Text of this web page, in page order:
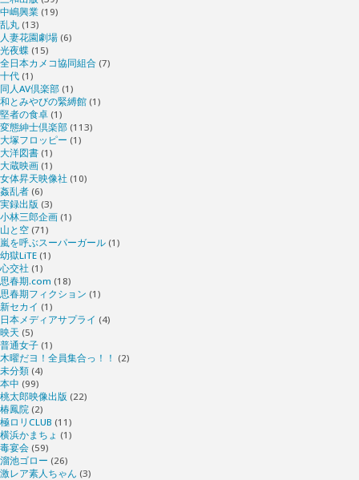
中嶋興業 (19)
乱丸 (13)
人妻花園劇場 (6)
光夜蝶 (15)
全日本カメコ協同組合 (7)
十代 (1)
同人AV倶楽部 (1)
和とみやびの緊縛館 (1)
堅者の食卓 (1)
変態紳士倶楽部 (113)
大塚フロッピー (1)
大洋図書 (1)
大蔵映画 (1)
女体昇天映像社 (10)
姦乱者 (6)
実録出版 (3)
小林三郎企画 (1)
山と空 (71)
嵐を呼ぶスーパーガール (1)
幼獄LiTE (1)
心交社 (1)
思春期.com (18)
思春期フィクション (1)
新セカイ (1)
日本メディアサプライ (4)
映天 (5)
普通女子 (1)
木曜だヨ！全員集合っ！！ (2)
未分類 (4)
本中 (99)
桃太郎映像出版 (22)
椿鳳院 (2)
極ロリCLUB (11)
横浜かまちょ (1)
毒宴会 (59)
溜池ゴロー (26)
激レア素人ちゃん (3)